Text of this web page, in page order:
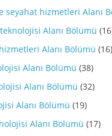
seyahat hizmetleri Alanı
Alanı Bölümü
Alanı Bölümü (16)
Alanı Bölümü (38)
Alanı Bölümü (32)
Alanı Bölümü (19)
Alanı Bölümü (17)